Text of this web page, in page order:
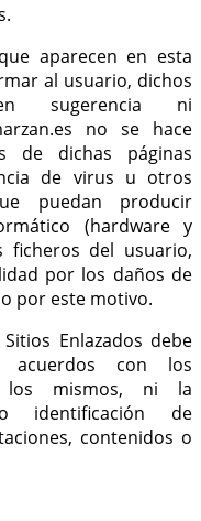
aparecen en esta
al usuario, dichos
sugerencia ni
no se hace
de dichas páginas
de virus u otros
puedan producir
(hardware y
ficheros del usuario,
por los daños de
por este motivo.
Enlazados debe
acuerdos con los
los mismos, ni la
identificación de
contenidos o